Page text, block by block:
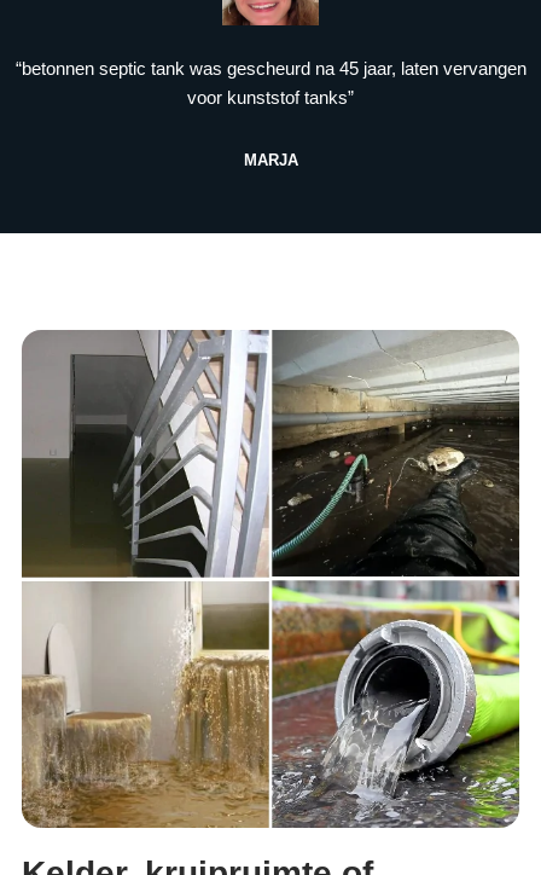
“betonnen septic tank was gescheurd na 45 jaar, laten vervangen
voor kunststof tanks”
MARJA